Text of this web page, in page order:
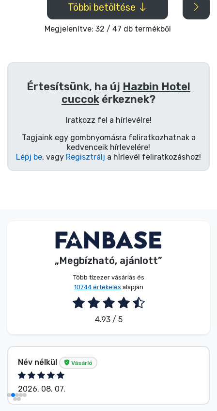
Többi betöltése
Megjelenítve: 32 / 47 db termékből
Értesítsünk, ha új Hazbin Hotel
cuccok érkeznek?
Iratkozz fel a hírlevélre!
Tagjaink egy gombnyomásra feliratkozhatnak a
kedvenceik hírlevelére!
Lépj be, vagy Regisztrálj a hírlevél feliratkozáshoz!
„Megbízható, ajánlott”
Több tízezer vásárlás és
10744 értékelés alapján
4.93 / 5
G. Gábor Vásárló
2026. 08. 07.